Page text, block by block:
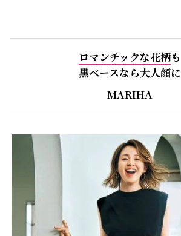
ロマンチックな花柄も
黒ベースなら大人顔に
MARIHA